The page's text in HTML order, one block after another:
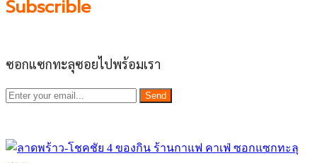
Subscrible
ซอกแซกทะลุซอยไปพร้อมเรา
Send